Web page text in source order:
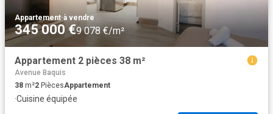
Appartement·à vendre
345 000 €9 078 €/m²
Appartement 2 pièces 38 m²
Avenue Baquis
38 m²2 PiècesAppartement
·Cuisine équipée